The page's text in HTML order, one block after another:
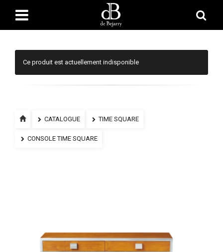
Ce produit est actuellement indisponible
CATALOGUE TIME SQUARE
CONSOLE TIME SQUARE